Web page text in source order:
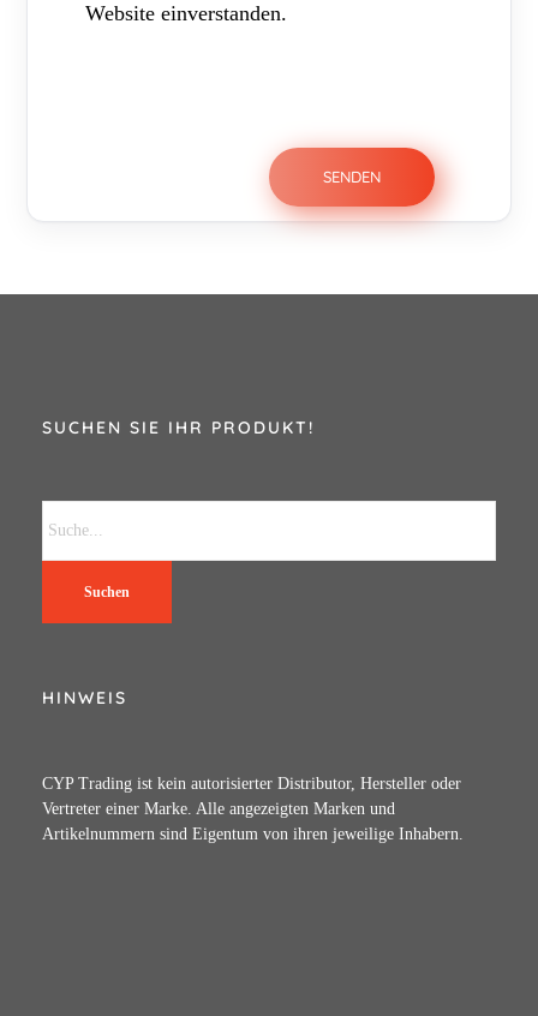
Website einverstanden.
SUCHEN SIE IHR PRODUKT!
Suchen
HINWEIS
CYP Trading ist kein autorisierter Distributor, Hersteller oder
Vertreter einer Marke. Alle angezeigten Marken und
Artikelnummern sind Eigentum von ihren jeweilige Inhabern.